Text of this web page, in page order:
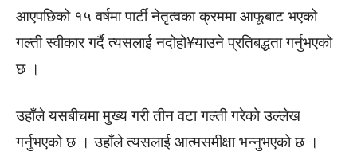
आएपछिको १५ वर्षमा पार्टी नेतृत्वका क्रममा आफूबाट भएको
गल्ती स्वीकार गर्दै त्यसलाई नदोहो¥याउने प्रतिबद्धता गर्नुभएको
छ ।
उहाँले यसबीचमा मुख्य गरी तीन वटा गल्ती गरेको उल्लेख
गर्नुभएको छ । उहाँले त्यसलाई आत्मसमीक्षा भन्नुभएको छ ।